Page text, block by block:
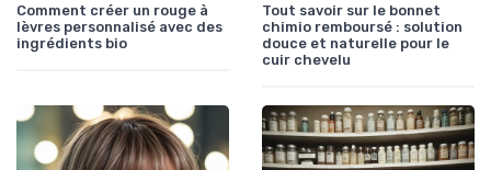
Comment créer un rouge à
lèvres personnalisé avec des
ingrédients bio
Tout savoir sur le bonnet
chimio remboursé : solution
douce et naturelle pour le
cuir chevelu